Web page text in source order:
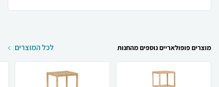
מוצרים פופולאריים נוספים מהחנות לכל המוצרים